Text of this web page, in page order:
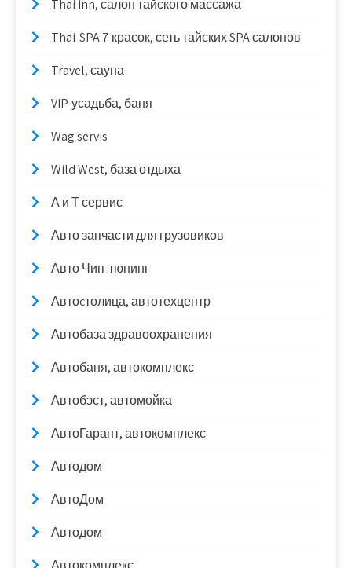
Thai inn, салон тайского массажа
Thai-SPA 7 красок, сеть тайских SPA салонов
Travel, сауна
VIP-усадьба, баня
Wag servis
Wild West, база отдыха
А и Т сервис
Авто запчасти для грузовиков
Авто Чип-тюнинг
Автоcтолица, автотехцентр
Автобаза здравоохранения
Автобаня, автокомплекс
Автобэст, автомойка
АвтоГарант, автокомплекс
Автодом
АвтоДом
Автодом